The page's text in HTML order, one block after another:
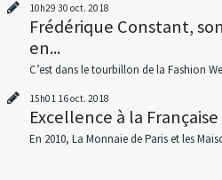
10h29 30 oct. 2018
Frédérique Constant,
en...
C’est dans le tourbillon de la Fashion
15h01 16oct. 2018
Excellence à la
En 2010, La Monnaie de Paris et les